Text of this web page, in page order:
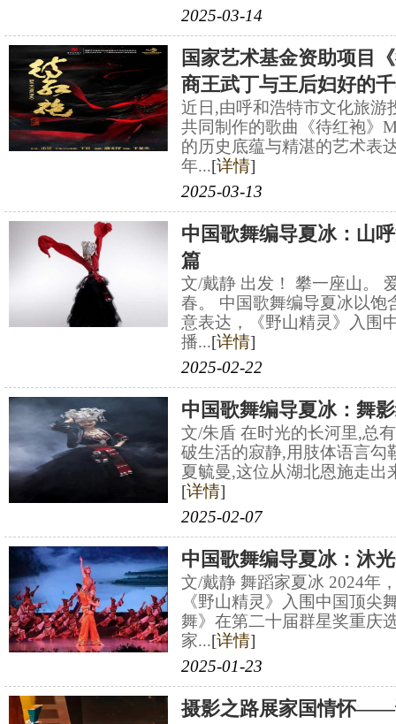
2025-03-14
国家艺术基金资助项目
商王武丁与王后妇好的
近日,由呼和浩特市文化旅游
共同制作的歌曲《待红袍》
的历史底蕴与精湛的艺术表
年...[详情]
2025-03-13
中国歌舞编导夏冰：山
篇
文/戴静 出发！ 攀一座山。
春。 中国歌舞编导夏冰以饱
意表达，《野山精灵》入围
播...[详情]
2025-02-22
中国歌舞编导夏冰：舞
文/朱盾 在时光的长河里,总
破生活的寂静,用肢体语言勾
夏毓曼,这位从湖北恩施走出
[详情]
2025-02-07
中国歌舞编导夏冰：沐
文/戴静 舞蹈家夏冰 2024年
《野山精灵》入围中国顶尖
舞》在第二十届群星奖重庆
家...[详情]
2025-01-23
摄影之路展家国情怀——